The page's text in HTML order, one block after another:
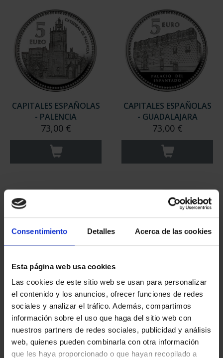
Consentimiento Detalles Acerca de las cookies
Esta página web usa cookies
Las cookies de este sitio web se usan para personalizar
el contenido y los anuncios, ofrecer funciones de redes
sociales y analizar el tráfico. Además, compartimos
información sobre el uso que haga del sitio web con
nuestros partners de redes sociales, publicidad y análisis
web, quienes pueden combinarla con otra información
que les haya proporcionado o que hayan recopilado a
CAPITALES ESPAÑOLAS
- PALENCIA
73,00 €
CAPITALES ESPAÑOLAS
- GUADALAJARA
73,00 €
CAPITALES ESPAÑOLAS
- PONTEVEDRA
73,00 €
CAPITALES ESPAÑOLAS
- HUELVA
73,00 €